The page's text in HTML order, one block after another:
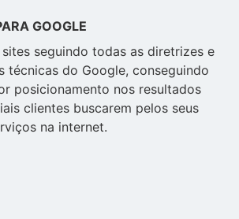
GOOGLE
seguindo todas as diretrizes e
técnicas do Google, conseguindo
posicionamento nos resultados
clientes buscarem pelos seus
na internet.